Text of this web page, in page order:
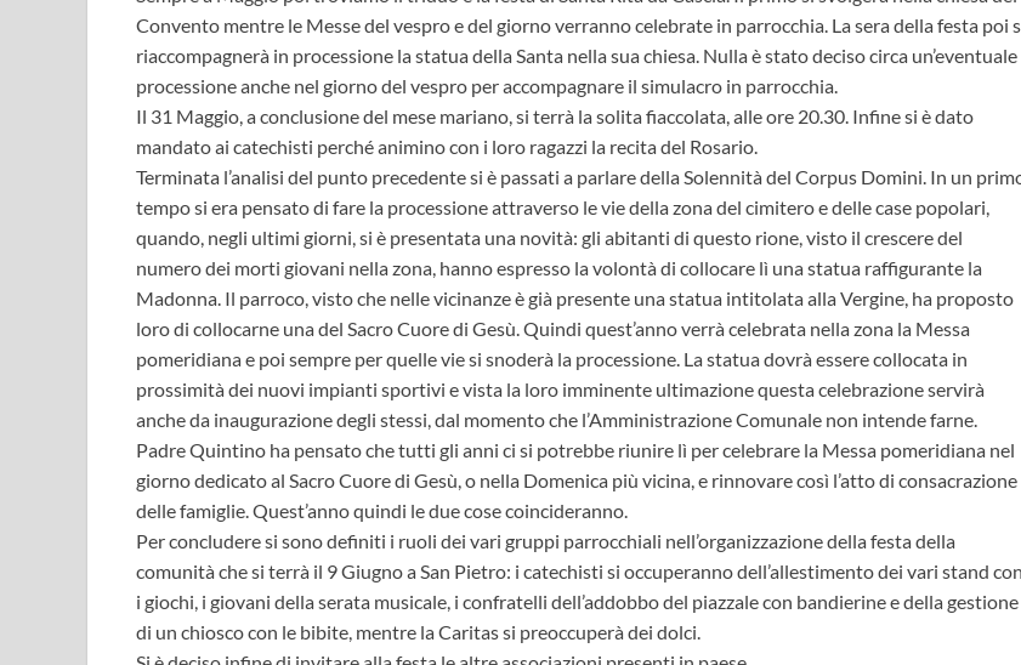
Convento mentre le Messe del vespro e del giorno verranno celebrate in parrocchia. La sera della festa poi
riaccompagnerà in processione la statua della Santa nella sua chiesa. Nulla è stato deciso circa un’eventuale
processione anche nel giorno del vespro per accompagnare il simulacro in parrocchia.
Il 31 Maggio, a conclusione del mese mariano, si terrà la solita fiaccolata, alle ore 20.30. Infine si è dato
mandato ai catechisti perché animino con i loro ragazzi la recita del Rosario.
Terminata l’analisi del punto precedente si è passati a parlare della Solennità del Corpus Domini. In un
tempo si era pensato di fare la processione attraverso le vie della zona del cimitero e delle case popolari,
quando, negli ultimi giorni, si è presentata una novità: gli abitanti di questo rione, visto il crescere del
numero dei morti giovani nella zona, hanno espresso la volontà di collocare lì una statua raffigurante la
Madonna. Il parroco, visto che nelle vicinanze è già presente una statua intitolata alla Vergine, ha proposto
loro di collocarne una del Sacro Cuore di Gesù. Quindi quest’anno verrà celebrata nella zona la Messa
pomeridiana e poi sempre per quelle vie si snoderà la processione. La statua dovrà essere collocata in
prossimità dei nuovi impianti sportivi e vista la loro imminente ultimazione questa celebrazione servirà
anche da inaugurazione degli stessi, dal momento che l’Amministrazione Comunale non intende farne.
Padre Quintino ha pensato che tutti gli anni ci si potrebbe riunire lì per celebrare la Messa pomeridiana nel
giorno dedicato al Sacro Cuore di Gesù, o nella Domenica più vicina, e rinnovare così l’atto di consacrazione
delle famiglie. Quest’anno quindi le due cose coincideranno.
Per concludere si sono definiti i ruoli dei vari gruppi parrocchiali nell’organizzazione della festa della
comunità che si terrà il 9 Giugno a San Pietro: i catechisti si occuperanno dell’allestimento dei vari stand con
i giochi, i giovani della serata musicale, i confratelli dell’addobbo del piazzale con bandierine e della gestione
di un chiosco con le bibite, mentre la Caritas si preoccuperà dei dolci.